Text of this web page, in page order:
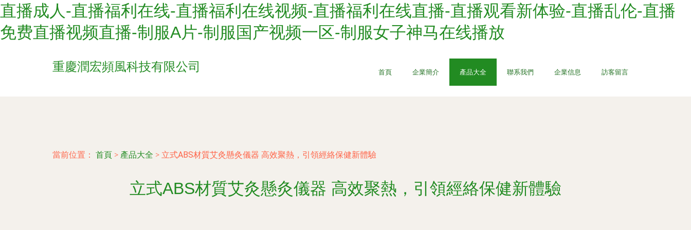
直播成人-直播福利在线-直播福利在线视频-直播福利在线直播-直播观看新体验-直播乱伦-直播
免费直播视频直播-制服A片-制服国产视频一区-制服女子神马在线播放
重慶潤宏頻風科技有限公司 首頁 企業簡介 產品大全 聯系我們 企業信息 訪客留言
當前位置： 首頁 > 產品大全 > 立式ABS材質艾灸懸灸儀器 高效聚熱，引領經絡保健新體驗
立式ABS材質艾灸懸灸儀器 高效聚熱，引領經絡保健新體驗